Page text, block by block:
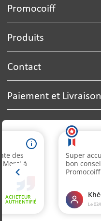
Promocoiff
Produits
Contact
Paiement et Livraison